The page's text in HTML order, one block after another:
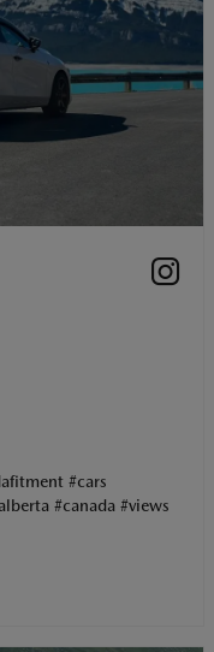
#cars
#canada #views